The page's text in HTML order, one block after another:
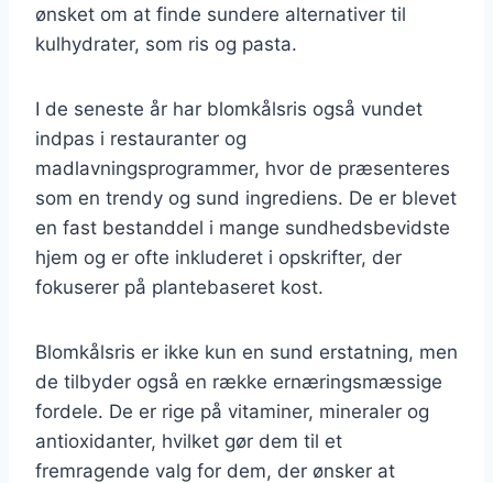
ønsket om at finde sundere alternativer til
kulhydrater, som ris og pasta.
I de seneste år har blomkålsris også vundet
indpas i restauranter og
madlavningsprogrammer, hvor de præsenteres
som en trendy og sund ingrediens. De er blevet
en fast bestanddel i mange sundhedsbevidste
hjem og er ofte inkluderet i opskrifter, der
fokuserer på plantebaseret kost.
Blomkålsris er ikke kun en sund erstatning, men
de tilbyder også en række ernæringsmæssige
fordele. De er rige på vitaminer, mineraler og
antioxidanter, hvilket gør dem til et
fremragende valg for dem, der ønsker at